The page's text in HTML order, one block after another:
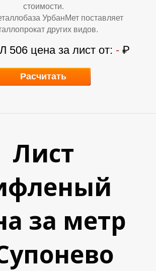
стоимости.
УрбанМет поставляет
других видов.
506 цена за лист от: - ₽
Расчитать
Лист
за метр